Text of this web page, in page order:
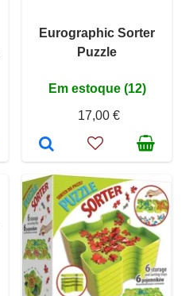
Eurographic Sorter
Puzzle
Em estoque (12)
17,00 €